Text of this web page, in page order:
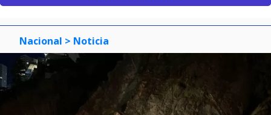
Nacional > Noticia